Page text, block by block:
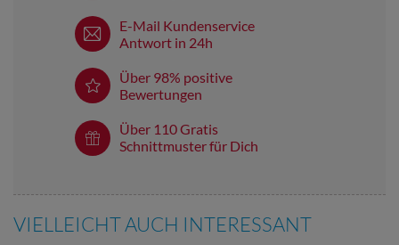
E-Mail Kundenservice
Antwort in 24h
Über 98% positive
Bewertungen
Über 110 Gratis
Schnittmuster für Dich
VIELLEICHT AUCH INTERESSANT